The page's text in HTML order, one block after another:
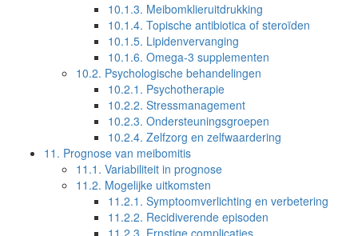
10.1.3. Meibomklieruitdrukking
10.1.4. Topische antibiotica of steroïden
10.1.5. Lipidenvervanging
10.1.6. Omega-3 supplementen
10.2. Psychologische behandelingen
10.2.1. Psychotherapie
10.2.2. Stressmanagement
10.2.3. Ondersteuningsgroepen
10.2.4. Zelfzorg en zelfwaardering
11. Prognose van meibomitis
11.1. Variabiliteit in prognose
11.2. Mogelijke uitkomsten
11.2.1. Symptoomverlichting en verbetering
11.2.2. Recidiverende episoden
11.2.3. Ernstige complicaties